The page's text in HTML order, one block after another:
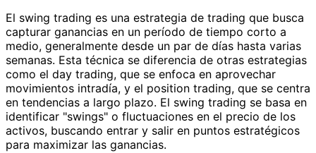
El swing trading es una estrategia de trading que busca
capturar ganancias en un período de tiempo corto a
medio, generalmente desde un par de días hasta varias
semanas. Esta técnica se diferencia de otras estrategias
como el day trading, que se enfoca en aprovechar
movimientos intradía, y el position trading, que se centra
en tendencias a largo plazo. El swing trading se basa en
identificar "swings" o fluctuaciones en el precio de los
activos, buscando entrar y salir en puntos estratégicos
para maximizar las ganancias.